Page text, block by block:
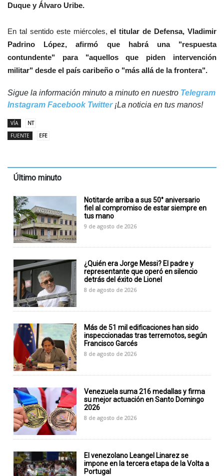
Duque y Álvaro Uribe.
En tal sentido este miércoles,el titular de Defensa, Vladimir
Padrino López, afirmó que habrá una "respuesta
contundente" para "aquellos que piden intervención
militar" desde el país caribeño o "más allá de la frontera".
Sigue la información minuto a minuto en nuestro Telegram
Instagram Facebook Twitter¡La noticia en tus manos!
VÍA
NT
FUENTE
EFE
Último minuto
Notitarde arriba a sus 50° aniversario
fiel al compromiso de estar siempre en
tus mano
9 de agosto de 2026
¿Quién era Jorge Messi? El padre y
representante que operó en silencio
detrás del éxito de Lionel
8 de agosto de 2026
Más de 51 mil edificaciones han sido
inspeccionadas tras terremotos, según
Francisco Garcés
8 de agosto de 2026
Venezuela suma 216 medallas y firma
su mejor actuación en Santo Domingo
2026
8 de agosto de 2026
El venezolano Leangel Linarez se
impone en la tercera etapa de la Volta a
Portugal